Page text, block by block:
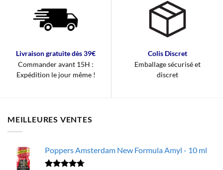
Livraison gratuite dès 39€
Commander avant 15H :
Expédition le jour même !
Colis Discret
Emballage sécurisé et
discret
MEILLEURES VENTES
Poppers Amsterdam New Formula Amyl - 10 ml